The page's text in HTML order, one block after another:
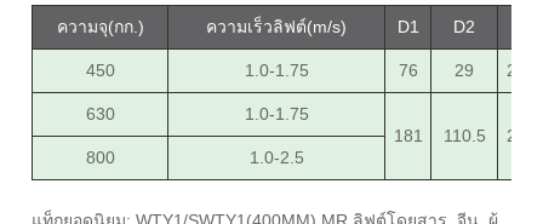
ความจุ(กก.) ความเร็วลิฟต์(m/s) D1 D2
450 1.0-1.75 76 29 217
630
1.0-1.75
181
110.5
291
800
1.0-2.5